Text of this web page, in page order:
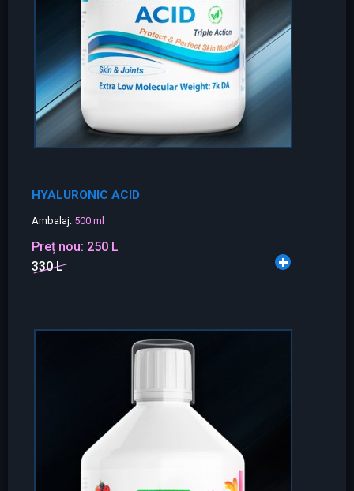
HYALURONIC ACID
Ambalaj: 500 ml
Preț nou: 250 L
330 L